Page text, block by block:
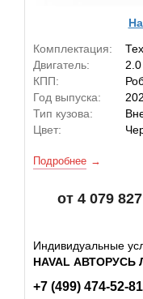
Комплектация:
Двигатель:
КПП:
Год выпуска:
Тип кузова:
Цвет:
Подробнее
от 4 079 827
Индивидуальные
HAVAL АВТОРУСЬ
+7 (499) 474-52-81